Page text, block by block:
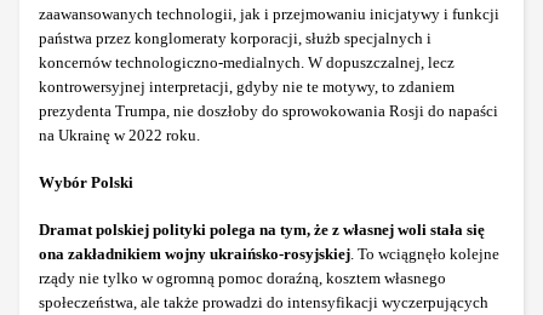
zaawansowanych technologii, jak i przejmowaniu inicjatywy i funkcji
państwa przez konglomeraty korporacji, służb specjalnych i
koncernów technologiczno-medialnych. W dopuszczalnej, lecz
kontrowersyjnej interpretacji, gdyby nie te motywy, to zdaniem
prezydenta Trumpa, nie doszłoby do sprowokowania Rosji do napaści
na Ukrainę w 2022 roku.
Wybór Polski
Dramat polskiej polityki polega na tym, że z własnej woli stała się
ona zakładnikiem wojny ukraińsko-rosyjskiej . To wciągnęło kolejne
rządy nie tylko w ogromną pomoc doraźną, kosztem własnego
społeczeństwa, ale także prowadzi do intensyfikacji wyczerpujących